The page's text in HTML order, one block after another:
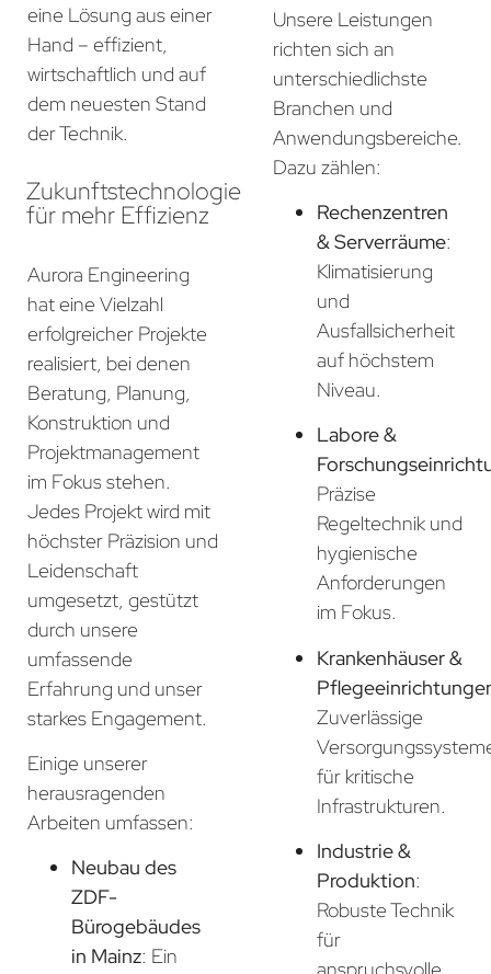
eine Lösung aus einer
Hand – effizient,
wirtschaftlich und auf
dem neuesten Stand
der Technik.
Zukunftstechnologie
für mehr Effizienz
Aurora Engineering
hat eine Vielzahl
erfolgreicher Projekte
realisiert, bei denen
Beratung, Planung,
Konstruktion und
Projektmanagement
im Fokus stehen.
Jedes Projekt wird mit
höchster Präzision und
Leidenschaft
umgesetzt, gestützt
durch unsere
umfassende
Erfahrung und unser
starkes Engagement.
Einige unserer
herausragenden
Arbeiten umfassen:
Neubau des
ZDF-
Bürogebäudes
in Mainz: Ein
Unsere Leistungen
richten sich an
unterschiedlichste
Branchen und
Anwendungsbereiche.
Dazu zählen:
Rechenzentren
& Serverräume:
Klimatisierung
und
Ausfallsicherheit
auf höchstem
Niveau.
Labore &
Präzise
Regeltechnik und
hygienische
Anforderungen
im Fokus.
Krankenhäuser &
Zuverlässige
für kritische
Infrastrukturen.
Industrie &
Produktion:
Robuste Technik
für